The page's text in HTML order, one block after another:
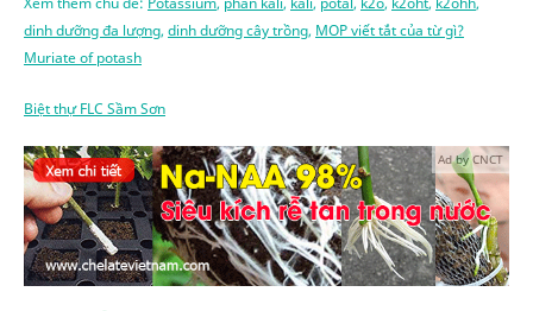
dinh dưỡng đa lượng, dinh dưỡng cây trồng, MOP viết tắt của từ gì?
Muriate of potash
Biệt thự FLC Sầm Sơn
Ad by CNCT